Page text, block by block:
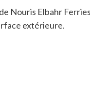
Nouris Elbahr
extérieure.